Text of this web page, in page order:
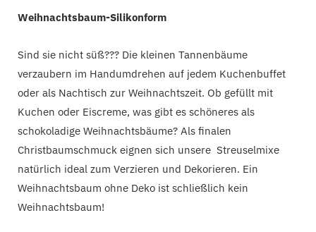
Weihnachtsbaum-Silikonform
Sind sie nicht süß??? Die kleinen Tannenbäume
verzaubern im Handumdrehen auf jedem Kuchenbuffet
oder als Nachtisch zur Weihnachtszeit. Ob gefüllt mit
Kuchen oder Eiscreme, was gibt es schöneres als
schokoladige Weihnachtsbäume? Als finalen
Christbaumschmuck eignen sich unsere Streuselmixe
natürlich ideal zum Verzieren und Dekorieren. Ein
Weihnachtsbaum ohne Deko ist schließlich kein
Weihnachtsbaum!